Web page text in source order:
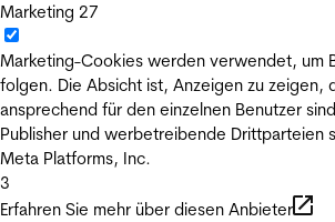
Marketing 27
Marketing-Cookies werden verwendet, um
folgen. Die Absicht ist, Anzeigen zu zeigen,
ansprechend für den einzelnen Benutzer
Publisher und werbetreibende Drittparteien
Meta Platforms, Inc.
3
Erfahren Sie mehr über diesen Anbieter